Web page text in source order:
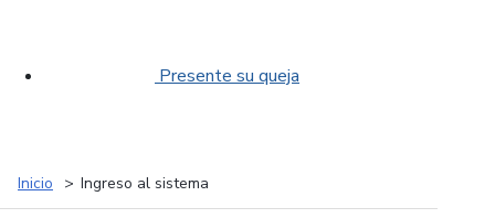
Presente su queja
Inicio Ingreso al sistema